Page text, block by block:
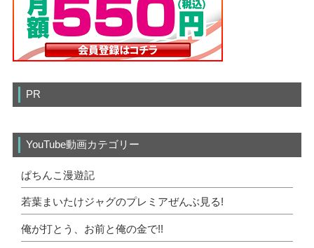
PR
YouTube動画カテゴリー
ぱちんこ漫遊記
若葉まいたけジャグのプレミアぜんぶ見る!
俺が打とう、お前と俺の金で!!